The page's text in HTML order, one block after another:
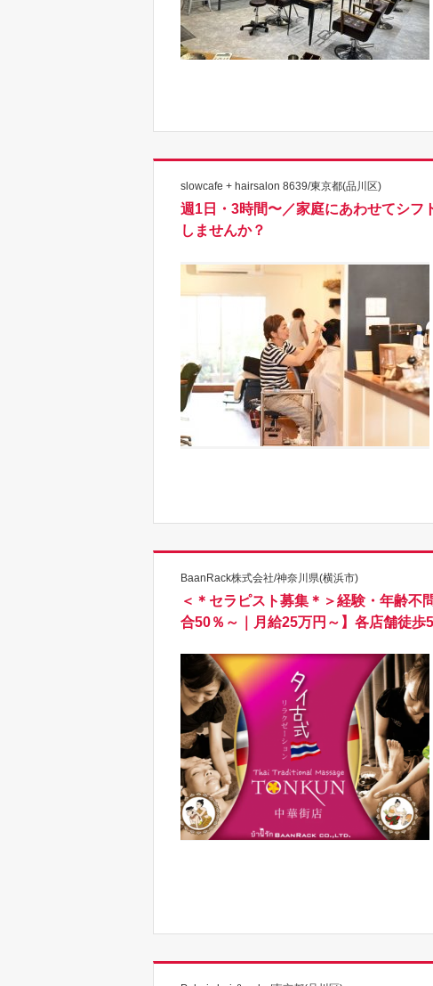
slowcafe + hairsalon 8639/東京都(品川区)
週1日・3時間〜／家庭にあわせてシ
しませんか？
BaanRack株式会社/神奈川県(横浜市)
＜＊セラピスト募集＊＞経験・年齢
合50％～｜月給25万円～】各店舗徒歩